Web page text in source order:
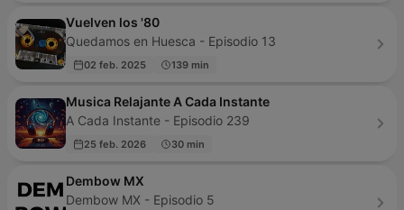
Vuelven los '80
Quedamos en Huesca - Episodio 13
02 feb. 2025 139 min
Musica Relajante A Cada Instante
A Cada Instante - Episodio 239
25 feb. 2026 30 min
Dembow MX
Dembow MX - Episodio 5